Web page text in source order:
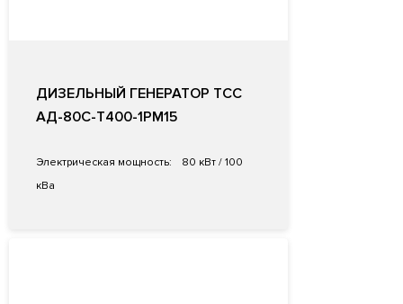
ДИЗЕЛЬНЫЙ ГЕНЕРАТОР ТСС
АД-80С-Т400-1РМ15
Электрическая мощность:
80 кВт / 100
кВа